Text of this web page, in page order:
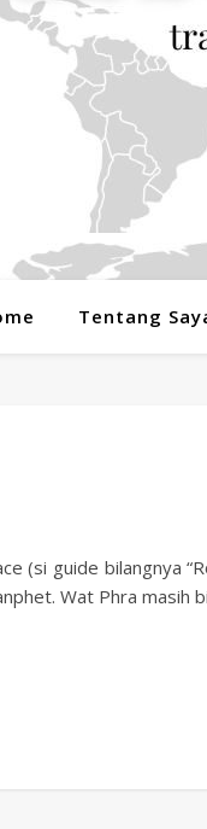
Tentang
(si guide bilangnya
Wat Phra